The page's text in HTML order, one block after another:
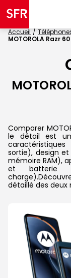
Accueil
MOTOROLA Razr
Comparer
le détail est un
sortie), design
mémoire RAM),
et batterie
détaillé des deux